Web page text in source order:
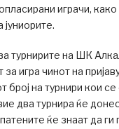
играчи, како
турнирите на ШК
игра чинот на
број на турнири кои
два турнира ќе
ќе знаат да ги